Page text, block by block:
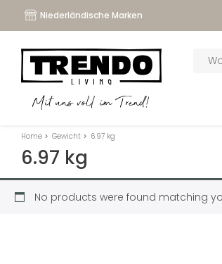
Niederländische Marken
Mit uns voll im Trend!
Home > Gewicht > 6.97 kg
6.97 kg
No products were found matching